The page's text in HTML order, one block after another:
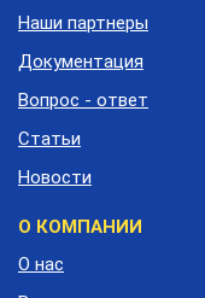
Наши партнеры
Документация
Вопрос - ответ
Статьи
Новости
О КОМПАНИИ
О нас